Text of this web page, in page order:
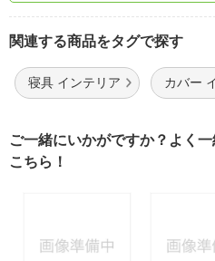
関連する商品をタグで探す
寝具 インテリア カバー
ご一緒にいかがですか？よく
こちら！